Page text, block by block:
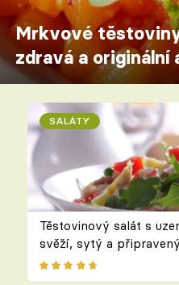
Mrkvové
zdravá a
SALÁTY
Těstovinový salát s
svěží, sytý a